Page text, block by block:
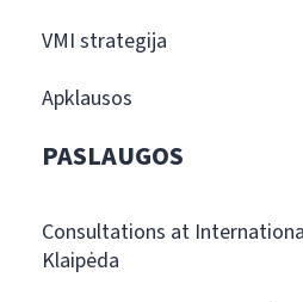
VMI strategija
Apklausos
PASLAUGOS
Consultations at
Klaipėda